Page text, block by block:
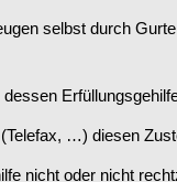
selbst durch
…) diesen
nicht oder nicht